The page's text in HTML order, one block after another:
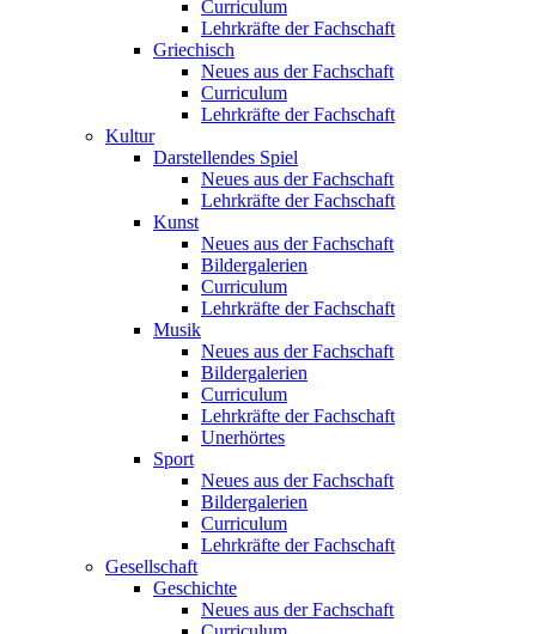
Curriculum
Lehrkräfte der Fachschaft
Griechisch
Neues aus der Fachschaft
Curriculum
Lehrkräfte der Fachschaft
Kultur
Darstellendes Spiel
Neues aus der Fachschaft
Lehrkräfte der Fachschaft
Kunst
Neues aus der Fachschaft
Bildergalerien
Curriculum
Lehrkräfte der Fachschaft
Musik
Neues aus der Fachschaft
Bildergalerien
Curriculum
Lehrkräfte der Fachschaft
Unerhörtes
Sport
Neues aus der Fachschaft
Bildergalerien
Curriculum
Lehrkräfte der Fachschaft
Gesellschaft
Geschichte
Neues aus der Fachschaft